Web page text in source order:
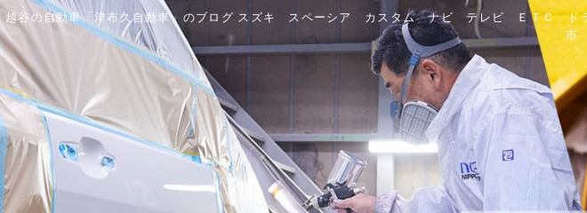
越谷の自動車「津布久自動車」のブログ スズキ スペーシア カスタム ナビ テレビ ＥＴ
市